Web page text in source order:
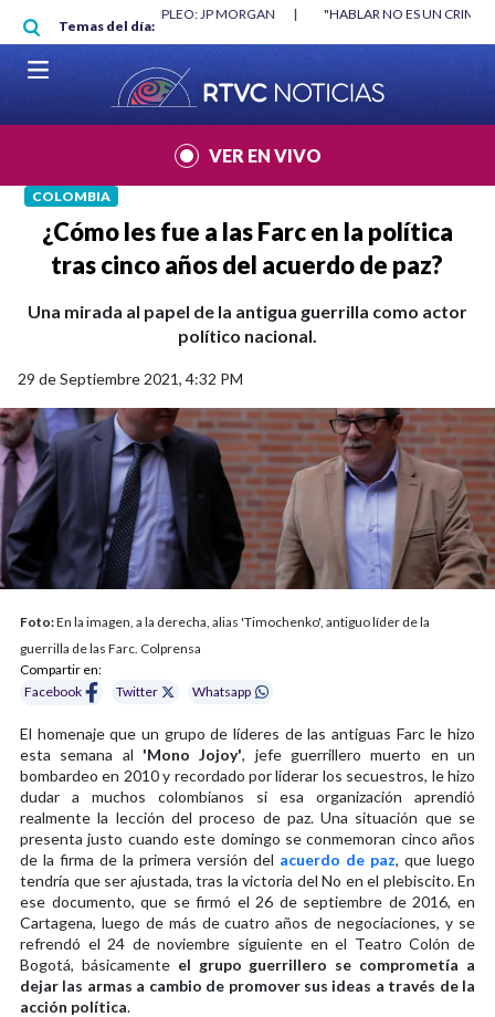
Pasar al contenido principal
Temas del día:
"HABLAR NO ES UN CRIMEN": CARTA DE BETO CORAL |
VER EN VIVO
COLOMBIA
¿Cómo les fue a las Farc en la política
tras cinco años del acuerdo de paz?
Una mirada al papel de la antigua guerrilla como actor
político nacional.
29 de Septiembre 2021, 4:32 PM
Foto:En la imagen, a la derecha, alias 'Timochenko', antiguo líder de la
guerrilla de las Farc. Colprensa
Compartir en:
Facebook
Twitter Whatsapp
El homenaje que un grupo de líderes de las antiguas Farc le hizo
esta semana al 'Mono Jojoy', jefe guerrillero muerto en un
bombardeo en 2010 y recordado por liderar los secuestros, le hizo
dudar a muchos colombianos si esa organización aprendió
realmente la lección del proceso de paz. Una situación que se
presenta justo cuando este domingo se conmemoran cinco años
de la firma de la primera versión del acuerdo de paz, que luego
tendría que ser ajustada, tras la victoria del No en el plebiscito. En
ese documento, que se firmó el 26 de septiembre de 2016, en
Cartagena, luego de más de cuatro años de negociaciones, y se
refrendó el 24 de noviembre siguiente en el Teatro Colón de
Bogotá, básicamente el grupo guerrillero se comprometía a
dejar las armas a cambio de promover sus ideas a través de la
acción política.